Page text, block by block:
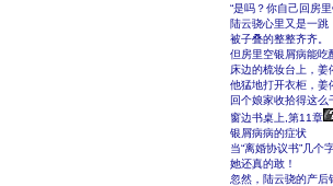
“是吗？你自己回房
陆云骁心里又是一跳
被子叠的整整齐齐。
但房里空银屑病能吃
床边的梳妆台上，
他猛地打开衣柜，姜
回个娘家收拾得这么
窗边书桌上,第11章
银屑病病的症状
当“离婚协议书”几个
她还真的敢！
忽然，陆云骁的产